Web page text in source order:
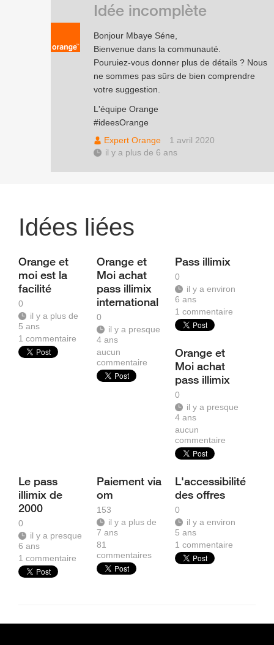
Bonjour Mbaye Séne,
Bienvenue dans la communauté.
Pouruiez-vous donner plus de détails ? Nous
ne sommes pas sûrs de bien comprendre
votre suggestion.
L'équipe Orange
#ideesOrange
Expert Orange
1 avril 2020
il y a plus de 6 ans
Idée incomplète
Idées liées
Orange et
moi est la
facilité
0
il y a plus de
5 ans
1 commentaire
Orange et
Moi achat
pass illimix
international
0
il y a presque
4 ans
aucun
commentaire
Pass illimix
0
il y a environ
6 ans
1commentaire
Orange et
Moi achat
pass illimix
0
il y a presque
4 ans
aucun
commentaire
Le pass
illimix de
2000
0
il y a presque
6 ans
1 commentaire
Paiement via
om
153
il y a plus de
7 ans
81
commentaires
L'accessibilité
des offres
0
il y a environ
5 ans
1commentaire